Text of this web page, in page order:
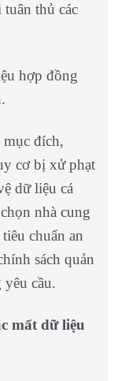
thủ các
hợp đồng
đích,
cơ bị xử phạt
dữ liệu cá
nhà cung
chuẩn an
sách quản
cầu.
mất dữ liệu